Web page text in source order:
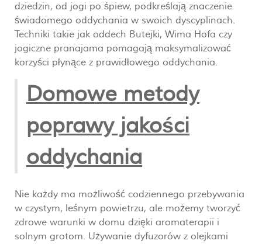
dziedzin, od jogi po śpiew, podkreślają znaczenie
świadomego oddychania w swoich dyscyplinach.
Techniki takie jak oddech Butejki, Wima Hofa czy
jogiczne pranajama pomagają maksymalizować
korzyści płynące z prawidłowego oddychania.
Domowe metody
poprawy jakości
oddychania
Nie każdy ma możliwość codziennego przebywania
w czystym, leśnym powietrzu, ale możemy tworzyć
zdrowe warunki w domu dzięki aromaterapii i
solnym grotom. Używanie dyfuzorów z olejkami